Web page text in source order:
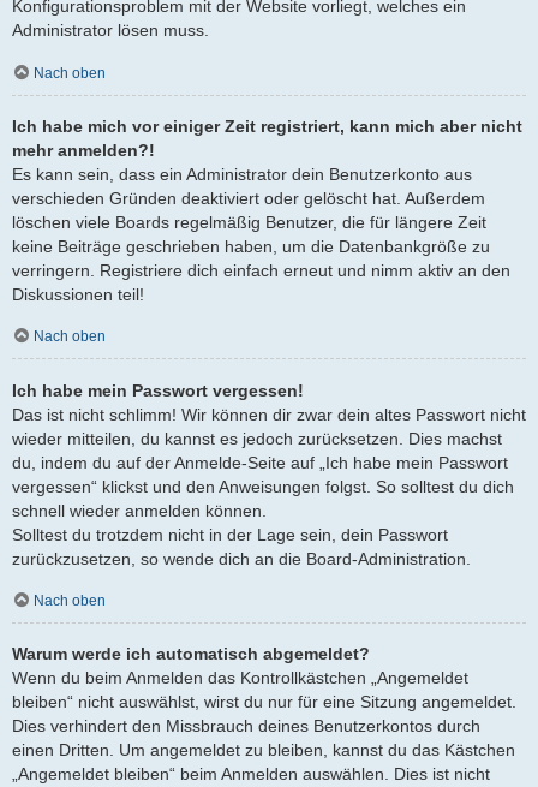
Konfigurationsproblem mit der Website vorliegt, welches ein
Administrator lösen muss.
Nach oben
Ich habe mich vor einiger Zeit registriert, kann mich aber nicht
mehr anmelden?!
Es kann sein, dass ein Administrator dein Benutzerkonto aus
verschieden Gründen deaktiviert oder gelöscht hat. Außerdem
löschen viele Boards regelmäßig Benutzer, die für längere Zeit
keine Beiträge geschrieben haben, um die Datenbankgröße zu
verringern. Registriere dich einfach erneut und nimm aktiv an den
Diskussionen teil!
Nach oben
Ich habe mein Passwort vergessen!
Das ist nicht schlimm! Wir können dir zwar dein altes Passwort nicht
wieder mitteilen, du kannst es jedoch zurücksetzen. Dies machst
du, indem du auf der Anmelde-Seite auf „Ich habe mein Passwort
vergessen“ klickst und den Anweisungen folgst. So solltest du dich
schnell wieder anmelden können.
Solltest du trotzdem nicht in der Lage sein, dein Passwort
zurückzusetzen, so wende dich an die Board-Administration.
Nach oben
Warum werde ich automatisch abgemeldet?
Wenn du beim Anmelden das Kontrollkästchen „Angemeldet
bleiben“ nicht auswählst, wirst du nur für eine Sitzung angemeldet.
Dies verhindert den Missbrauch deines Benutzerkontos durch
einen Dritten. Um angemeldet zu bleiben, kannst du das Kästchen
„Angemeldet bleiben“ beim Anmelden auswählen. Dies ist nicht